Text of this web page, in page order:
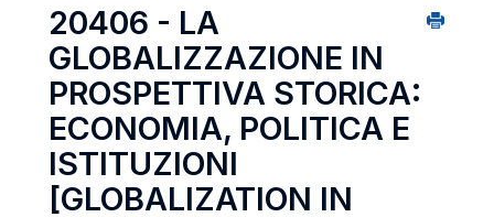
20406 - LA
GLOBALIZZAZIONE IN
PROSPETTIVA STORICA:
ECONOMIA, POLITICA E
ISTITUZIONI
[GLOBALIZATION IN